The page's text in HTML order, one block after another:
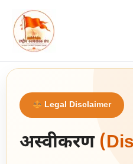
content
Legal Disclaimer
अस्वीकरण